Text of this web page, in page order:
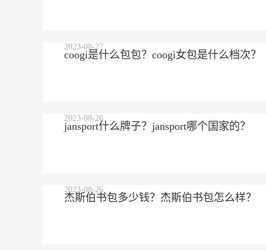
coogi是什么包包？coogi女包是什么档次？
2023-08-27
jansport什么牌子？jansport哪个国家的？
2023-08-26
杰斯伯书包多少钱？杰斯伯书包怎么样？
2023-08-26